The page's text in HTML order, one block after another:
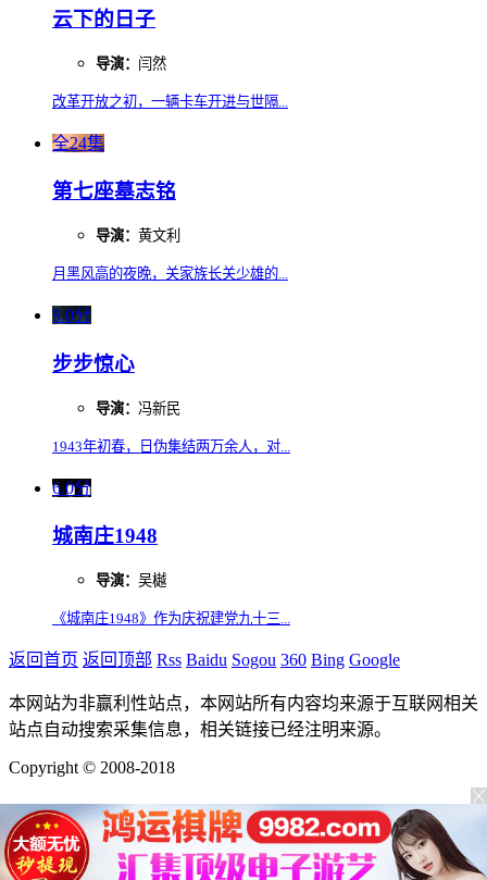
云下的日子
导演： 闫然
改革开放之初，一辆卡车开进与世隔...
全24集
第七座墓志铭
导演： 黄文利
月黑风高的夜晚，关家族长关少雄的...
9.0分
步步惊心
导演： 冯新民
1943年初春，日伪集结两万余人，对...
6.0分
城南庄1948
导演： 吴樾
《城南庄1948》作为庆祝建党九十三...
返回首页 返回顶部 Rss Baidu Sogou 360 Bing Google
本网站为非赢利性站点，本网站所有内容均来源于互联网相关
站点自动搜索采集信息，相关链接已经注明来源。
Copyright © 2008-2018